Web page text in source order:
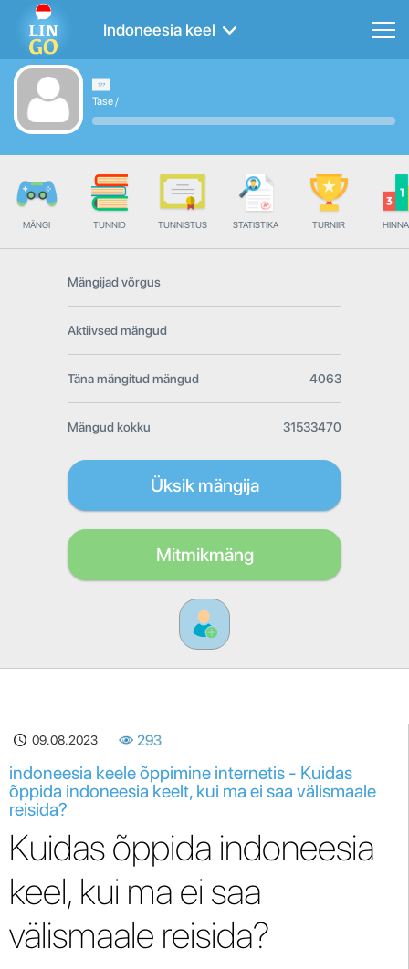
Indoneesia keel
Tase/
MÄNGI TUNNID TUNNISTUS STATISTIKA TURNIIR
Mängijad võrgus
Aktiivsed mängud
Täna mängitud mängud 4063
Mängud kokku 31533470
Üksik mängija
Mitmikmäng
09.08.2023 293
indoneesia keele õppimine internetis - Kuidas
õppida indoneesia keelt, kui ma ei saa välismaale
reisida?
Kuidas õppida indoneesia
keel, kui ma ei saa
välismaale reisida?